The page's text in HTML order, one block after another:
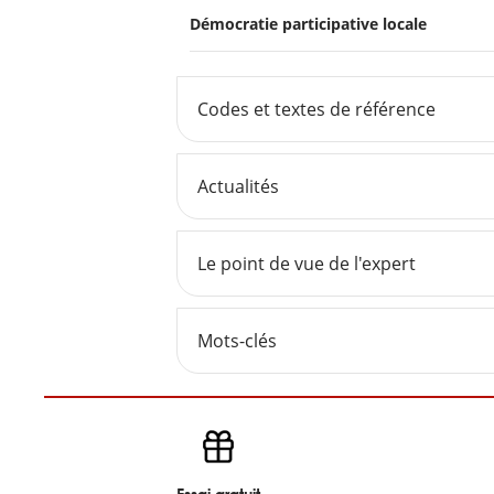
Démocratie participative locale
Codes et textes de référence
Actualités
Le point de vue de l'expert
Mots-clés